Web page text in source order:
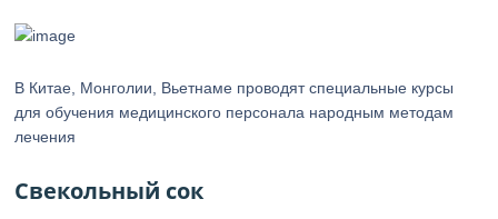
В Китае, Монголии, Вьетнаме проводят специальные курсы
для обучения медицинского персонала народным методам
лечения
Свекольный сок